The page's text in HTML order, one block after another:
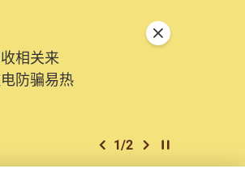
相关来
防骗易热
上一个
1/2 下一个开始/暂停幻灯
关闭特別通告